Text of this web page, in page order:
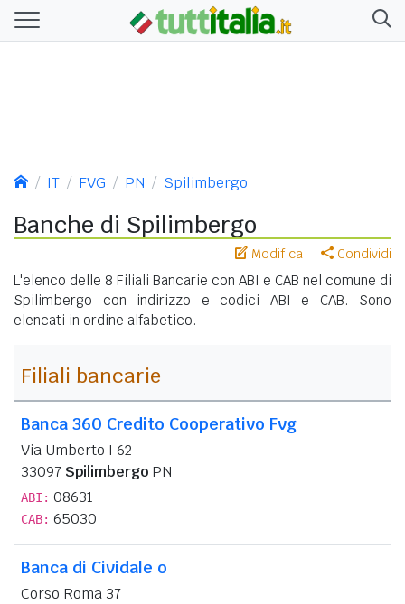
IT FVG PN Spilimbergo
Banche di Spilimbergo
Modifica Condividi
L'elenco delle 8 Filiali Bancarie con ABI e CAB nel comune di
Spilimbergo con indirizzo e codici ABI e CAB. Sono
elencati in ordine alfabetico.
Filiali bancarie
Banca 360 Credito Cooperativo Fvg
Via Umberto I 62
33097 Spilimbergo PN
ABI: 08631
CAB: 65030
Banca di Cividale o
Corso Roma 37